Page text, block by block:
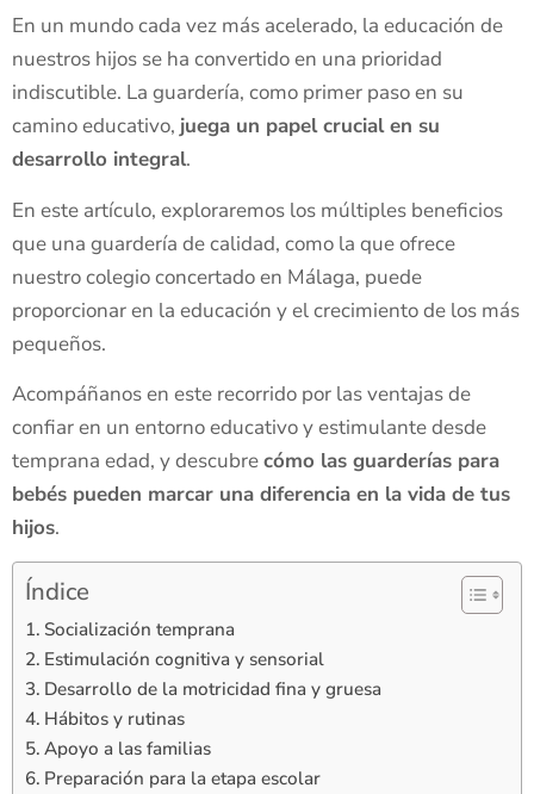
En un mundo cada vez más acelerado, la educación de
nuestros hijos se ha convertido en una prioridad
indiscutible. La guardería, como primer paso en su
camino educativo, juega un papel crucial en su
desarrollo integral.
En este artículo, exploraremos los múltiples beneficios
que una guardería de calidad, como la que ofrece
nuestro colegio concertado en Málaga, puede
proporcionar en la educación y el crecimiento de los más
pequeños.
Acompáñanos en este recorrido por las ventajas de
confiar en un entorno educativo y estimulante desde
temprana edad, y descubrecómo las guarderías para
bebés pueden marcar una diferencia en la vida de tus
hijos.
Índice
Socialización temprana
Estimulación cognitiva y sensorial
Desarrollo de la motricidad fina y gruesa
Hábitos y rutinas
Apoyo a las familias
Preparación para la etapa escolar